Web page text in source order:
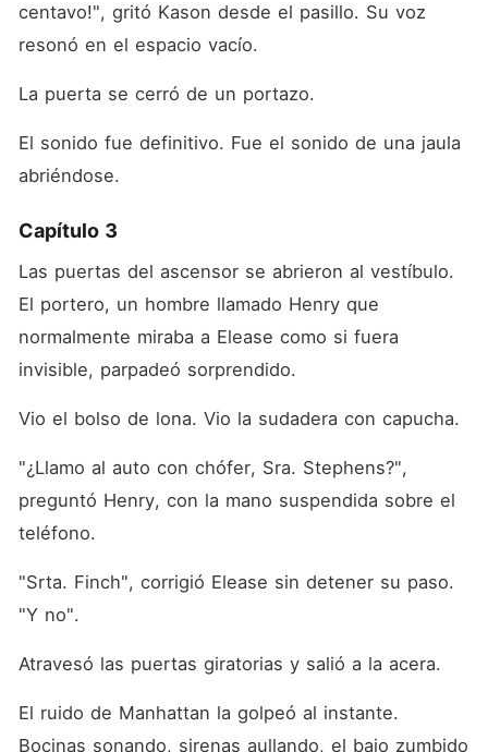
centavo!", gritó Kason desde el pasillo. Su voz
resonó en el espacio vacío.
La puerta se cerró de un portazo.
El sonido fue definitivo. Fue el sonido de una jaula
abriéndose.
Capítulo 3
Las puertas del ascensor se abrieron al vestíbulo.
El portero, un hombre llamado Henry que
normalmente miraba a Elease como si fuera
invisible, parpadeó sorprendido.
Vio el bolso de lona. Vio la sudadera con capucha.
"¿Llamo al auto con chófer, Sra. Stephens?",
preguntó Henry, con la mano suspendida sobre el
teléfono.
"Srta. Finch", corrigió Elease sin detener su paso.
"Y no".
Atravesó las puertas giratorias y salió a la acera.
El ruido de Manhattan la golpeó al instante.
Bocinas sonando, sirenas aullando, el bajo zumbido